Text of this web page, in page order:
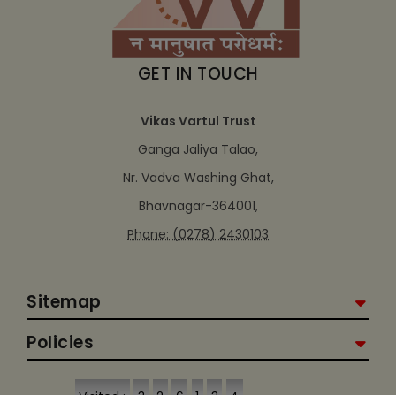
GET IN TOUCH
Vikas Vartul Trust
Ganga Jaliya Talao,
Nr. Vadva Washing Ghat,
Bhavnagar-364001,
Phone: (0278) 2430103
Sitemap
Policies